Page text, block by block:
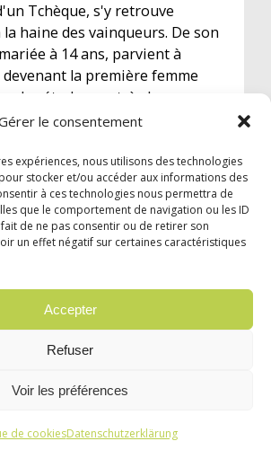
le consentement
expériences, nous utilisons des technologies
stocker et/ou accéder aux informations des
à ces technologies nous permettra de
que le comportement de navigation ou les ID
de ne pas consentir ou de retirer son
un effet négatif sur certaines caractéristiques
Accepter
Refuser
Voir les préférences
de cookiesDatenschutzerklärung
Tchèque, s'y retrouve
haine des vainqueurs. De son
à 14 ans, parvient à
la première femme
des études. un très beau
d'une grande fresque
Confidentialité
Français Español
Italiano